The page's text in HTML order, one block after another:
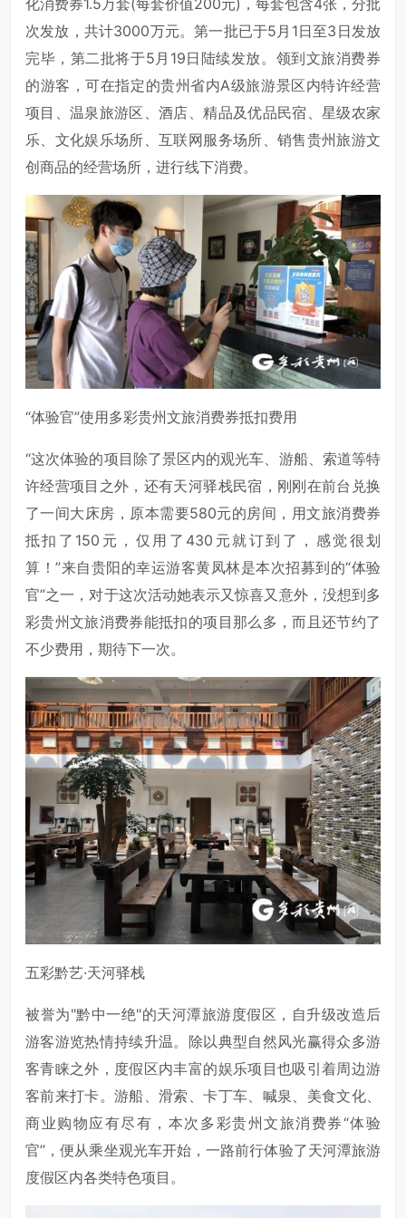
次发放，共计3000万元。第一批已于5月1日至3日发放
完毕，第二批将于5月19日陆续发放。领到文旅消费券
的游客，可在指定的贵州省内A级旅游景区内特许经营
项目、温泉旅游区、酒店、精品及优品民宿、星级农家
乐、文化娱乐场所、互联网服务场所、销售贵州旅游文
创商品的经营场所，进行线下消费。
“体验官”使用多彩贵州文旅消费券抵扣费用
“这次体验的项目除了景区内的观光车、游船、索道等特
许经营项目之外，还有天河驿栈民宿，刚刚在前台兑换
了一间大床房，原本需要580元的房间，用文旅消费券
抵扣了150元，仅用了430元就订到了，感觉很划
算！”来自贵阳的幸运游客黄凤林是本次招募到的“体验
官”之一，对于这次活动她表示又惊喜又意外，没想到多
彩贵州文旅消费券能抵扣的项目那么多，而且还节约了
不少费用，期待下一次。
五彩黔艺·天河驿栈
被誉为"黔中一绝"的天河潭旅游度假区，自升级改造后
游客游览热情持续升温。除以典型自然风光赢得众多游
客青睐之外，度假区内丰富的娱乐项目也吸引着周边游
客前来打卡。游船、滑索、卡丁车、喊泉、美食文化、
商业购物应有尽有，本次多彩贵州文旅消费券“体验
官”，便从乘坐观光车开始，一路前行体验了天河潭旅游
度假区内各类特色项目。